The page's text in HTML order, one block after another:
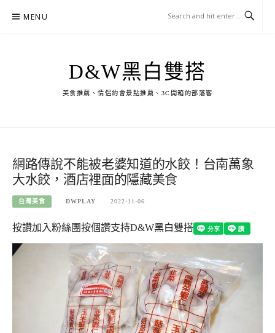
MENU
D&W黑白雙搭
美食推薦、情侶約會景點推薦、3C開箱的部落客
網路傳說不能被老婆知道的水餃！台南萬象
大水餃，酒店裡面的隱藏美食
台灣美食 DWPLAY 2022-11-06
按讚加入粉絲團按個讚支持D&W黑白雙搭